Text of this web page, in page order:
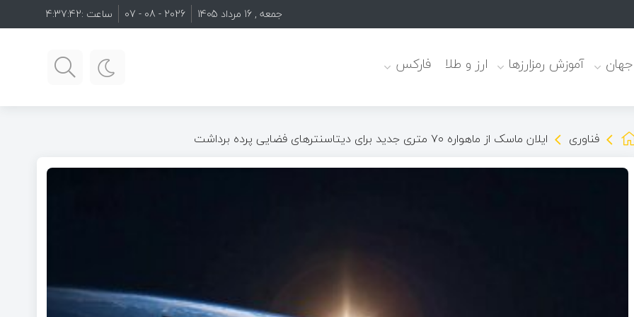
موثرند جمعه , 16 مرداد 1405 2026 - 08 - 07 ساعت :4:37:43
جهان آموزش رمزارزها ارز و طلا فارکس
فناوری ایلان ماسک از ماهواره ۷۰ متری جدید برای دیتاسنترهای فضایی پرده برداشت